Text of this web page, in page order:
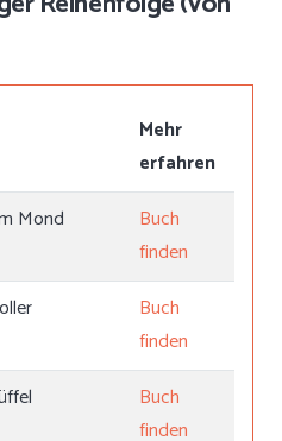
Mehr
erfahren
Mond
Buch
finden
Buch
finden
Buch
finden